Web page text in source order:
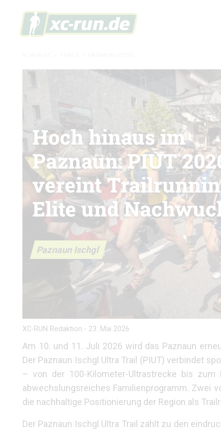
Paznaun Ischgl
Hoch hinaus im
Paznaun: PIUT
vereint
Elite und
XC-RUN Redaktion - 23. Mai 2026
Am 10. und 11. Juli 2026 wird das Paznaun
Der Paznaun Ischgl Ultra Trail (PIUT) verbindet
– von der 100-Kilometer-Ultrastrecke bis
abwechslungsreiches Familienprogramm. Zwei
die nachhaltige Positionierung der Region als
Der Paznaun Ischgl Ultra Trail zählt zu den